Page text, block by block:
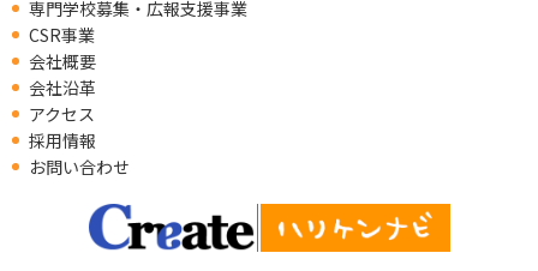
専門学校募集・広報支援事業
CSR事業
会社概要
会社沿革
アクセス
採用情報
お問い合わせ